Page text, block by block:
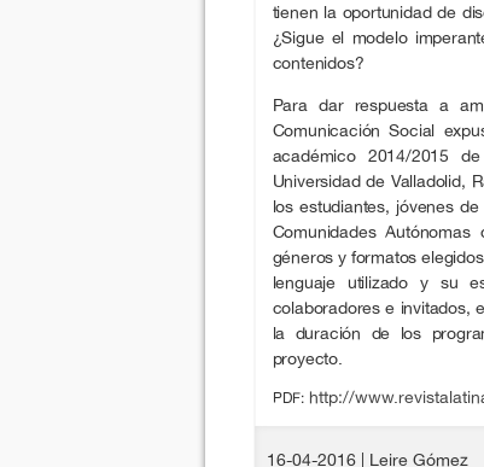
tienen la oportunidad de
¿Sigue el modelo
contenidos?
Para dar respuesta a
Comunicación Social
académico 2014/2015
Universidad de Valladolid,
los estudiantes, jóvenes
Comunidades
géneros y formatos
lenguaje utilizado y su
colaboradores e invitados,
la duración de los
proyecto.
PDF: http://
16-04-2016
| Leire Gómez